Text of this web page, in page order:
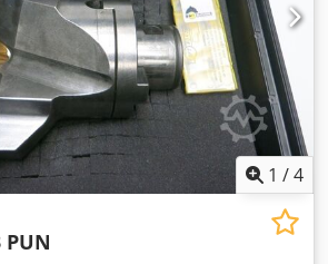
180 mm - passend für Werkzeuge
(Austreiberlappen stört in der
L x B x H: 450 x 400 x 350 mm
guter Zustand Csdpfxsxddwre Ak Toha
1 /4
PUN